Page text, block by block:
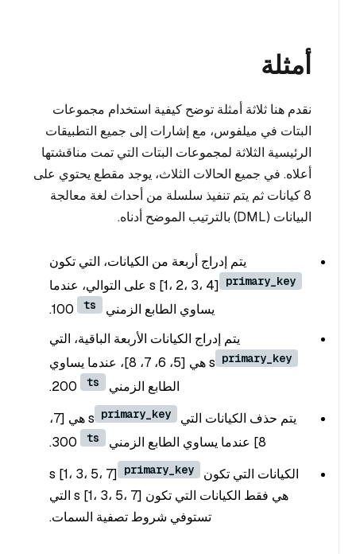
أمثلة
نقدم هنا ثلاثة أمثلة توضح كيفية استخدام مجموعات
البتات في ميلفوس، مع إشارات إلى جميع التطبيقات
الرئيسية الثلاثة لمجموعات البتات التي تمت مناقشتها
أعلاه. في جميع الحالات الثلاث، يوجد مقطع يحتوي على
8 كيانات ثم يتم تنفيذ سلسلة من أحداث لغة معالجة
البيانات (DML) بالترتيب الموضح أدناه.
يتم إدراج أربعة من الكيانات، التي تكون
primary_key
s [1، 2، 3، 4] على التوالي، عندما
يساوي الطابع الزمني
ts
يتم إدراج الكيانات الأربعة الباقية، التي
primary_key
s هي [5، 6، 7، 8]، عندما يساوي
الطابع الزمني
ts
يتم حذف الكيانات التي
primary_key
s هي [7،
8] عندما يساوي الطابع الزمني
ts
الكيانات التي تكون
primary_key s [1، 3، 5، 7]
هي فقط الكيانات التي تكون s [1، 3، 5، 7] التي
تستوفي شروط تصفية السمات.